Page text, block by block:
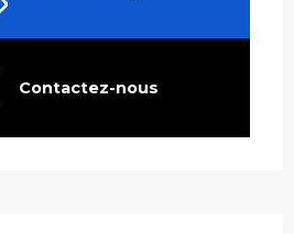
Contactez-nous